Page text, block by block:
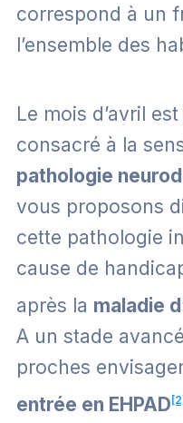
correspond à un
l’ensemble des
Le mois d’avril
consacré à la
pathologie
vous proposons
cette pathologie
cause de
après la maladie
A un stade
proches
entrée en EHPAD [2]